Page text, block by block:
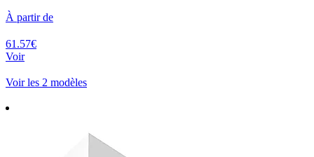
À partir de
61.57€
Voir
Voir les 2 modèles